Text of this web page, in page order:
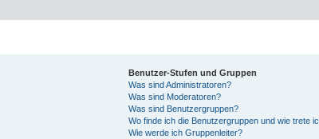
Benutzer-Stufen und Gruppen
Was sind Administratoren?
Was sind Moderatoren?
Was sind Benutzergruppen?
Wo finde ich die Benutzergruppen und wie trete
Wie werde ich Gruppenleiter?